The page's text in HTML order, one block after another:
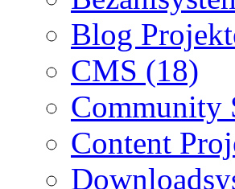
Blog
CMS (18)
Community
Content